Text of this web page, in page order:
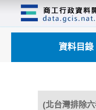
資料目錄
(北台灣排除